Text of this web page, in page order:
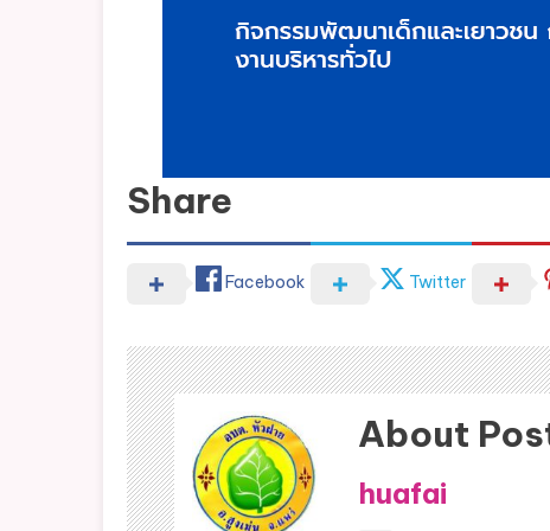
Share
Facebook Twitter
About
huafai